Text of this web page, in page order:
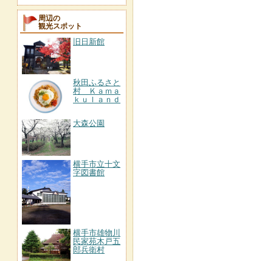
周辺の
観光スポット
旧日新館
秋田ふるさと
村 Ｋａｍａ
ｋｕｌａｎｄ
大森公園
横手市立十文
字図書館
横手市雄物川
民家苑木戸五
郎兵衛村